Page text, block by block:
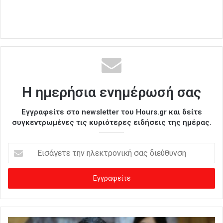
Η ημερήσια ενημέρωσή σας
Εγγραφείτε στο newsletter του Hours.gr και δείτε
συγκεντρωμένες τις κυριότερες ειδήσεις της ημέρας.
σ
γ
ε